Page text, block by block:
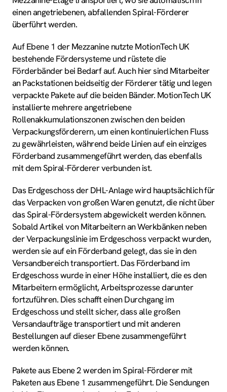
einen angetriebenen, abfallenden Spiral-Förderer
überführt werden.
Auf Ebene 1 der Mezzanine nutzte MotionTech UK
bestehende Fördersysteme und rüstete die
Förderbänder bei Bedarf auf. Auch hier sind Mitarbeiter
an Packstationen beidseitig der Förderer tätig und legen
verpackte Pakete auf die beiden Bänder. MotionTech UK
installierte mehrere angetriebene
Rollenakkumulationszonen zwischen den beiden
Verpackungsförderern, um einen kontinuierlichen Fluss
zu gewährleisten, während beide Linien auf ein einziges
Förderband zusammengeführt werden, das ebenfalls
mit dem Spiral-Förderer verbunden ist.
Das Erdgeschoss der DHL-Anlage wird hauptsächlich für
das Verpacken von großen Waren genutzt, die nicht über
das Spiral-Fördersystem abgewickelt werden können.
Sobald Artikel von Mitarbeitern an Werkbänken neben
der Verpackungslinie im Erdgeschoss verpackt wurden,
werden sie auf ein Förderband gelegt, das sie in den
Versandbereich transportiert. Das Förderband im
Erdgeschoss wurde in einer Höhe installiert, die es den
Mitarbeitern ermöglicht, Arbeitsprozesse darunter
fortzuführen. Dies schafft einen Durchgang im
Erdgeschoss und stellt sicher, dass alle großen
Versandaufträge transportiert und mit anderen
Bestellungen auf dieser Ebene zusammengeführt
werden können.
Pakete aus Ebene 2 werden im Spiral-Förderer mit
Paketen aus Ebene 1 zusammengeführt. Die Sendungen